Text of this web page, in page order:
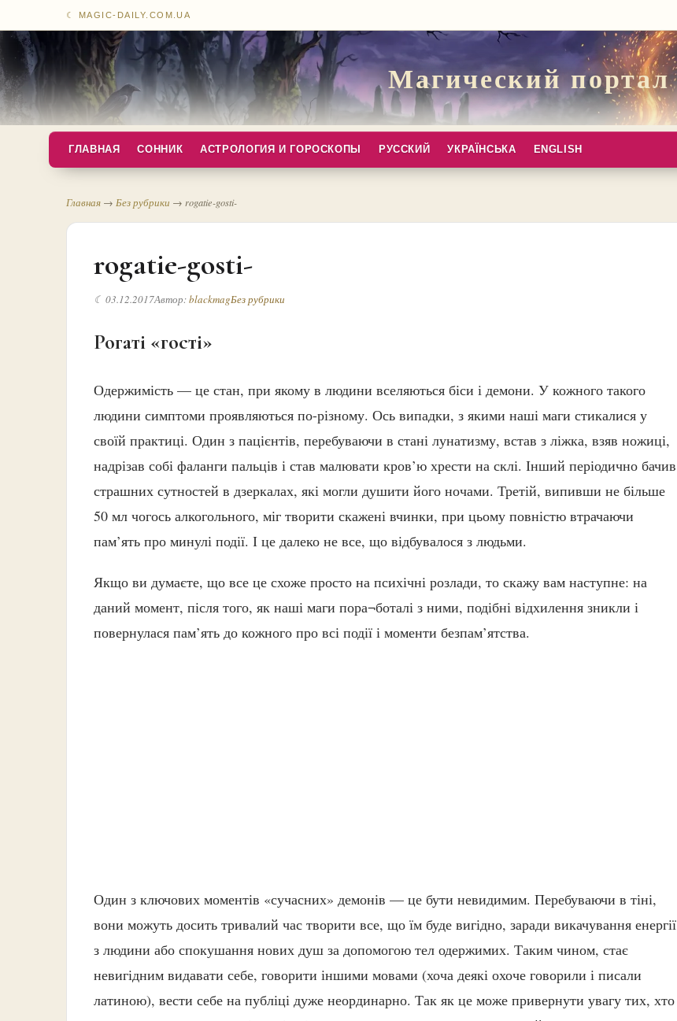
☾ MAGIC-DAILY.COM.UA
Магический портал
ГЛАВНАЯ СОННИК АСТРОЛОГИЯ И ГОРОСКОПЫ РУССКИЙ УКРАЇНСЬКА ENGLISH
Главная → Без рубрики → rogatie-gosti-
rogatie-gosti-
☾ 03.12.2017Автор:blackmagБез рубрики
Рогаті «гості»
Одержимість — це стан, при якому в людини вселяються біси і демони. У кожного такого
людини симптоми проявляються по-різному. Ось випадки, з якими наші маги стикалися у
своїй практиці. Один з пацієнтів, перебуваючи в стані лунатизму, встав з ліжка, взяв ножиці,
надрізав собі фаланги пальців і став малювати кров’ю хрести на склі. Інший періодично бачив
страшних сутностей в дзеркалах, які могли душити його ночами. Третій, випивши не більше
50 мл чогось алкогольного, міг творити скажені вчинки, при цьому повністю втрачаючи
пам’ять про минулі події. І це далеко не все, що відбувалося з людьми.
Якщо ви думаєте, що все це схоже просто на психічні розлади, то скажу вам наступне: на
даний момент, після того, як наші маги пора¬боталі з ними, подібні відхилення зникли і
повернулася пам’ять до кожного про всі події і моменти безпам’ятства.
Один з ключових моментів «сучасних» демонів — це бути невидимим. Перебуваючи в тіні,
вони можуть досить тривалий час творити все, що їм буде вигідно, заради викачування енергії
з людини або спокушання нових душ за допомогою тел одержимих. Таким чином, стає
невигідним видавати себе, говорити іншими мовами (хоча деякі охоче говорили і писали
латиною), вести себе на публіці дуже неординарно. Так як це може привернути увагу тих, хто